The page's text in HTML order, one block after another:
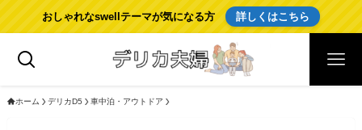
おしゃれなswellテーマが気になる方 詳しくはこちら
ホーム デリカD5 車中泊・アウトドア